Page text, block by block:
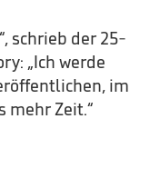
schrieb der 25-
„Ich werde
im
mehr Zeit.“